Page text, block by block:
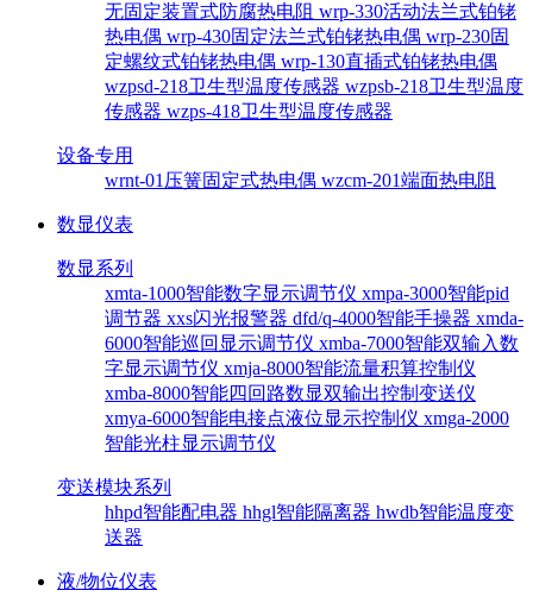
无固定装置式防腐热电阻 wrp-330活动法兰式铂铑
热电偶 wrp-430固定法兰式铂铑热电偶 wrp-230固
定螺纹式铂铑热电偶 wrp-130直插式铂铑热电偶
wzpsd-218卫生型温度传感器 wzpsb-218卫生型温度
传感器 wzps-418卫生型温度传感器
设备专用
wrnt-01压簧固定式热电偶 wzcm-201端面热电阻
数显仪表
数显系列
xmta-1000智能数字显示调节仪 xmpa-3000智能pid
调节器 xxs闪光报警器 dfd/q-4000智能手操器 xmda-
6000智能巡回显示调节仪 xmba-7000智能双输入数
字显示调节仪 xmja-8000智能流量积算控制仪
xmba-8000智能四回路数显双输出控制变送仪
xmya-6000智能电接点液位显示控制仪 xmga-2000
智能光柱显示调节仪
变送模块系列
hhpd智能配电器 hhgl智能隔离器 hwdb智能温度变
送器
液/物位仪表